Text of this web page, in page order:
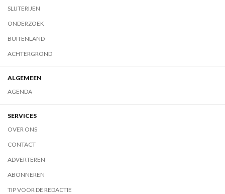
SLIJTERIJEN
ONDERZOEK
BUITENLAND
ACHTERGROND
ALGEMEEN
AGENDA
SERVICES
OVER ONS
CONTACT
ADVERTEREN
ABONNEREN
TIP VOOR DE REDACTIE